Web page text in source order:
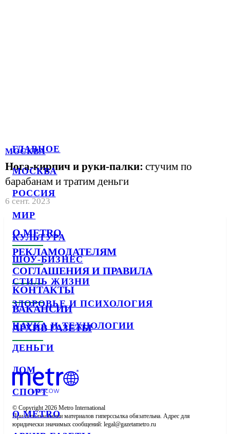
ГЛАВНОЕ
МОСКВА
РОССИЯ
МИР
КУЛЬТУРА
ШОУ-БИЗНЕС
СТИЛЬ ЖИЗНИ
ЗДОРОВЬЕ И ПСИХОЛОГИЯ
НАУКА И ТЕХНОЛОГИИ
ДЕНЬГИ
ДОМ
СПОРТ
О METRO
МОСКВА
Нога-кирпич и руки-палки: стучим по
барабанам и тратим деньги
6 сент. 2023
О METRO
РЕКЛАМОДАТЕЛЯМ
СОГЛАШЕНИЯ И ПРАВИЛА
КОНТАКТЫ
ВАКАНСИИ
АРХИВ ГАЗЕТЫ
© Copyright 2026 Metro International
При использовании материалов гиперссылка обязательна. Адрес для
юридически значимых сообщений: